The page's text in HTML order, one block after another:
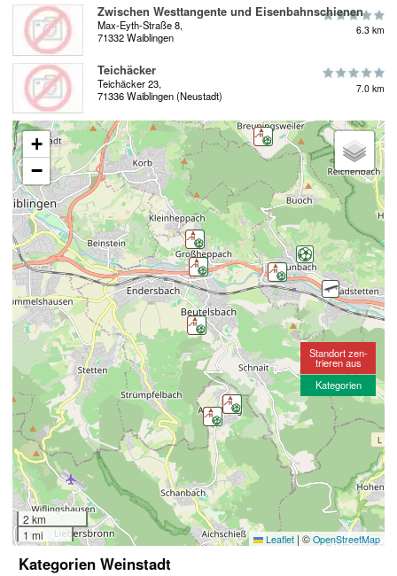
Zwischen Westtangente und Eisenbahnschienen
Max-Eyth-Straße 8,
71332 Waiblingen
6.3 km
Teichäcker
Teichäcker 23,
71336 Waiblingen (Neustadt)
7.0 km
+
−
2 km
1 mi
Leaflet | © OpenStreetMap
Standort zen-
trieren aus
Kategorien
Kategorien Weinstadt